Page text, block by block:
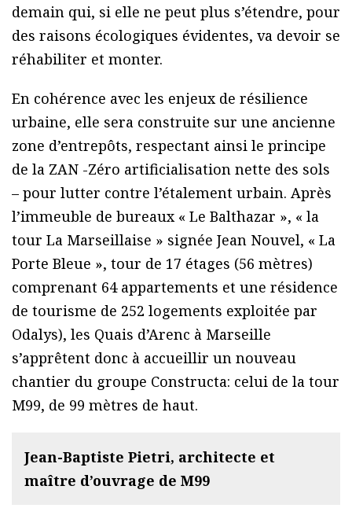
demain qui, si elle ne peut plus s’étendre, pour
des raisons écologiques évidentes, va devoir se
réhabiliter et monter.
En cohérence avec les enjeux de résilience
urbaine, elle sera construite sur une ancienne
zone d’entrepôts, respectant ainsi le principe
de la ZAN -Zéro artificialisation nette des sols
– pour lutter contre l’étalement urbain. Après
l’immeuble de bureaux « Le Balthazar », « la
tour La Marseillaise » signée Jean Nouvel, « La
Porte Bleue », tour de 17 étages (56 mètres)
comprenant 64 appartements et une résidence
de tourisme de 252 logements exploitée par
Odalys), les Quais d’Arenc à Marseille
s’apprêtent donc à accueillir un nouveau
chantier du groupe Constructa: celui de la tour
M99, de 99 mètres de haut.
Jean-Baptiste Pietri, architecte et
maître d’ouvrage de M99